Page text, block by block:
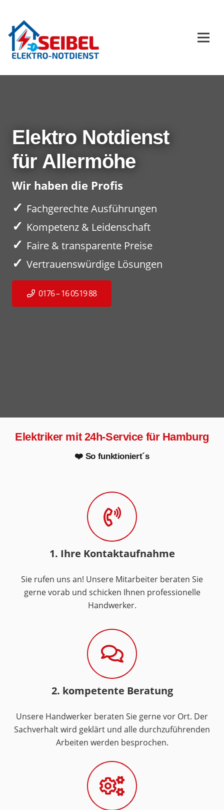
Elektro Notdienst
für Allermöhe
Wir haben die Profis
✓ Fachgerechte Ausführungen
✓ Kompetenz & Leidenschaft
✓ Faire & transparente Preise
✓ Vertrauenswürdige Lösungen
0176 – 16 0519 88
Elektriker mit 24h-Service für Hamburg
❤️ So funktioniert´s
1. Ihre Kontaktaufnahme
Sie rufen uns an! Unsere Mitarbeiter beraten Sie
gerne vorab und schicken Ihnen professionelle
Handwerker.
2. kompetente Beratung
Unsere Handwerker beraten Sie gerne vor Ort. Der
Sachverhalt wird geklärt und alle durchzuführenden
Arbeiten werden besprochen.